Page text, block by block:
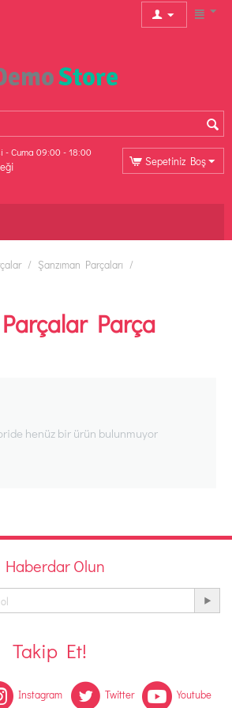
- Cuma 09:00 - 18:00
Sepetiniz Boş
/ Şanzıman Parçaları /
Parça
henüz bir ürün bulunmuyor
Haberdar Olun
Takip Et!
Instagram Twitter Youtube